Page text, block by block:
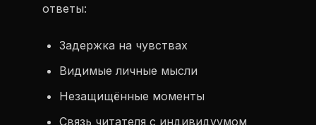
ответы:
Задержка на чувствах
Видимые личные мысли
Незащищённые моменты
Связь читателя с индивидуумом